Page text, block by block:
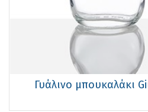
Γυάλινο μπουκαλάκι